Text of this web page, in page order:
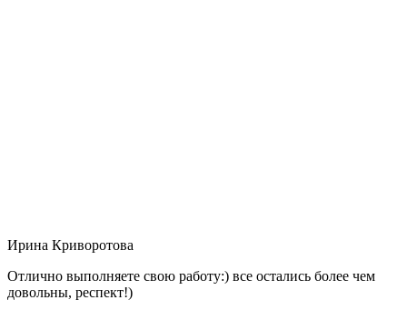
Ирина Криворотова
Отлично выполняете свою работу:) все остались более чем
довольны, респект!)